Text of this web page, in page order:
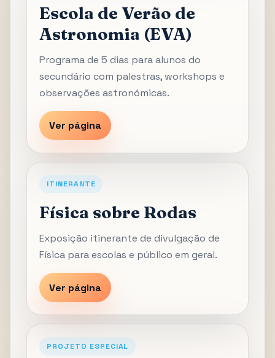
Escola de Verão de
Astronomia (EVA)
Programa de 5 dias para alunos do
secundário com palestras, workshops e
observações astronómicas.
Ver página
ITINERANTE
Física sobre Rodas
Exposição itinerante de divulgação de
Física para escolas e público em geral.
Ver página
PROJETO ESPECIAL